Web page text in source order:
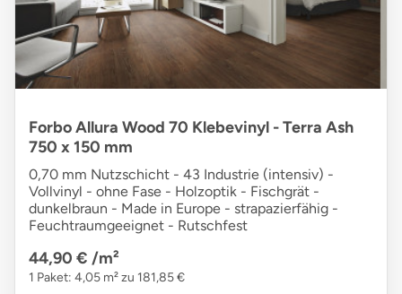
Forbo Allura Wood 70 Klebevinyl - Terra Ash
750 x 150 mm
0,70 mm Nutzschicht - 43 Industrie (intensiv) -
Vollvinyl - ohne Fase - Holzoptik - Fischgrät -
dunkelbraun - Made in Europe - strapazierfähig -
Feuchtraumgeeignet - Rutschfest
44,90 € /m²
1 Paket: 4,05 m² zu 181,85 €